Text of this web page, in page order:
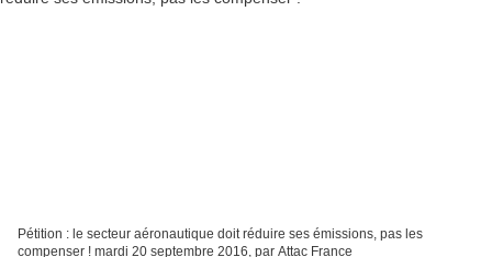
Pétition : le secteur aéronautique doit réduire ses émissions, pas les
compenser ! mardi 20 septembre 2016, par Attac France